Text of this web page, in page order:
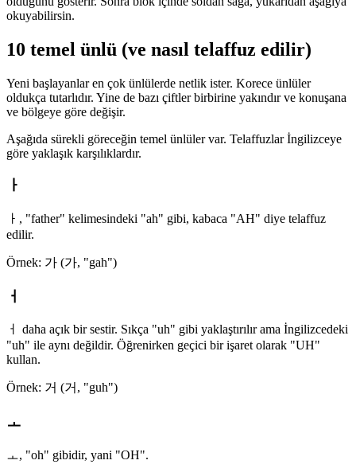
okuyabilirsin.
10 temel ünlü (ve nasıl telaffuz edilir)
Yeni başlayanlar en çok ünlülerde netlik ister. Korece ünlüler
oldukça tutarlıdır. Yine de bazı çiftler birbirine yakındır ve konuşana
ve bölgeye göre değişir.
Aşağıda sürekli göreceğin temel ünlüler var. Telaffuzlar İngilizceye
göre yaklaşık karşılıklardır.
ㅏ
ㅏ, "father" kelimesindeki "ah" gibi, kabaca "AH" diye telaffuz
edilir.
Örnek: 가 (가, "gah")
ㅓ
ㅓ daha açık bir sestir. Sıkça "uh" gibi yaklaştırılır ama İngilizcedeki
"uh" ile aynı değildir. Öğrenirken geçici bir işaret olarak "UH"
kullan.
Örnek: 거 (거, "guh")
ㅗ
ㅗ, "oh" gibidir, yani "OH".